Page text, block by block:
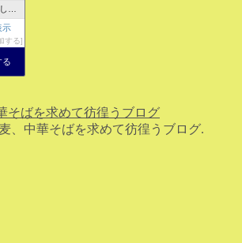
グ
示
する
る
そばを求めて彷徨うブログ
、中華そばを求めて彷徨うブログ.